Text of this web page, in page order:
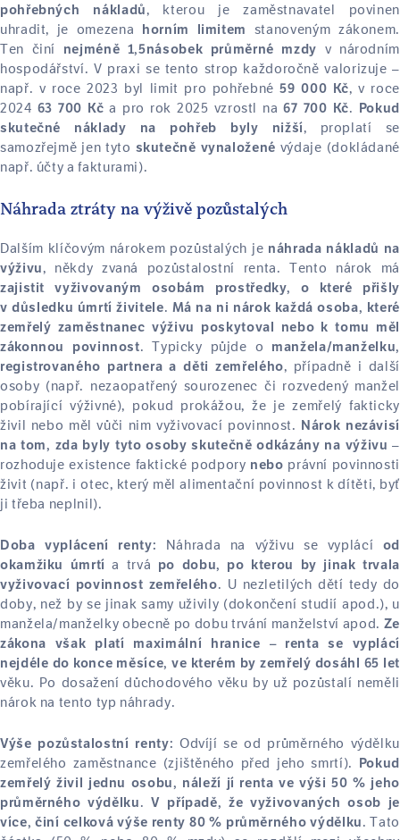
pohřebných nákladů, kterou je zaměstnavatel povinen
uhradit, je omezena
horním limitem
stanoveným zákonem.
Ten činí
nejméně 1,5násobek průměrné mzdy v národním
hospodářství. V praxi se tento strop každoročně valorizuje –
např. v roce 2023 byl limit pro pohřebné59 000 Kč, v roce
2024 63 700 Kč a pro rok 2025 vzrostl na67 700 Kč. Pokud
skutečné náklady na pohřeb byly nižší, proplatí se
samozřejmě jen tyto skutečně vynaložené výdaje (dokládané
např. účty a fakturami).
Náhrada ztráty na výživě pozůstalých
Dalším klíčovým nárokem pozůstalých je náhrada nákladů na
výživu, někdy zvaná pozůstalostní renta. Tento nárok má
zajistit vyživovaným osobám prostředky, o které přišly
v důsledku úmrtí živitele. Má na ni nárok každá osoba, které
zemřelý zaměstnanec výživu poskytoval nebo k tomu měl
zákonnou povinnost. Typicky půjde o
manžela/manželku,
registrovaného partnera a děti zemřelého, případně i další
osoby (např. nezaopatřený sourozenec či rozvedený manžel
pobírající výživné), pokud prokážou, že je zemřelý fakticky
živil nebo měl vůči nim vyživovací povinnost. Nárok nezávisí
na tom, zda byly tyto osoby skutečně odkázány na výživu –
rozhoduje existence faktické podpory nebo právní povinnosti
živit (např. i otec, který měl alimentační povinnost k dítěti, byť
ji třeba neplnil).
Doba vyplácení renty: Náhrada na výživu se vyplácí od
okamžiku úmrtí a trvá po dobu, po kterou by jinak trvala
vyživovací povinnost zemřelého. U nezletilých dětí tedy do
doby, než by se jinak samy uživily (dokončení studií apod.), u
manžela/manželky obecně po dobu trvání manželství apod. Ze
zákona však platí maximální hranice – renta se vyplácí
nejdéle do konce měsíce, ve kterém by zemřelý dosáhl 65 let
věku. Po dosažení důchodového věku by už pozůstalí neměli
nárok na tento typ náhrady.
Výše pozůstalostní renty: Odvíjí se od průměrného výdělku
zemřelého zaměstnance (zjištěného před jeho smrtí). Pokud
zemřelý živil jednu osobu, náleží jí renta ve výši 50 % jeho
průměrného výdělku. V případě, že vyživovaných osob je
více, činí celková výše renty 80 % průměrného výdělku. Tato